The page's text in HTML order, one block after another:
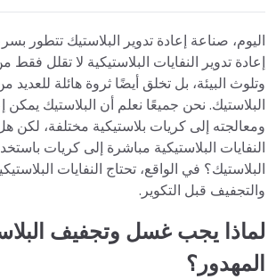
اليوم، صناعة إعادة تدوير البلاستيك تتطور
إعادة تدوير النفايات البلاستيكية لا تقلل فقط
وتلوث البيئة، بل تخلق أيضًا ثروة هائلة للعديد
البلاستيك. نحن جميعًا نعلم أن البلاستيك يمكن
ومعالجته إلى كريات بلاستيكية مختلفة، لكن
النفايات البلاستيكية مباشرة إلى كريات
البلاستيك؟ في الواقع، تحتاج النفايات
والتجفيف قبل التكوير.
لماذا يجب غسل وتجفيف
المهدور؟